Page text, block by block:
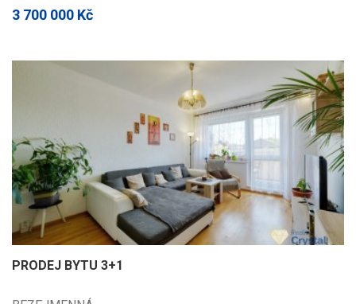
3 700 000 Kč
PRODEJ BYTU 3+1